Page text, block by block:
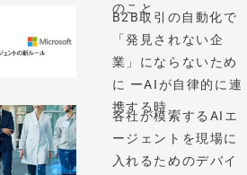
のこと
B2B取引の自動化で
「発見されない企
業」にならないため
に ーAIが自律的に連
携する時...
各社が模索するAIエ
ージェントを現場に
入れるためのデバイ